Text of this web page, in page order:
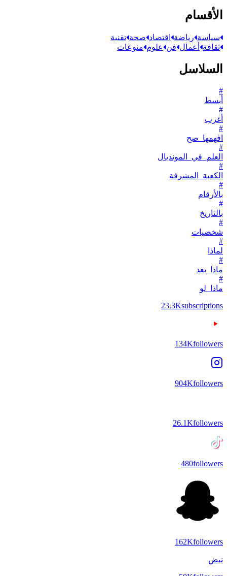
الأقسام
سياسة رياضة اقتصاد صحة تقنية
ثقافة أعمال فن علوم منوعات
السلاسل
#
أبسط
#
أغرب
#
افهمها_صح
#
العلم_في_المونديال
#
الكعبة_المشرفة
#
بالأرقام
#
بالتاريخ
#
شخصيات
#
لماذا
#
ماذا_بعد
#
ماذا_لو
23.3Ksubscriptions
134Kfollowers
904Kfollowers
26.1Kfollowers
480followers
162Kfollowers
نبض